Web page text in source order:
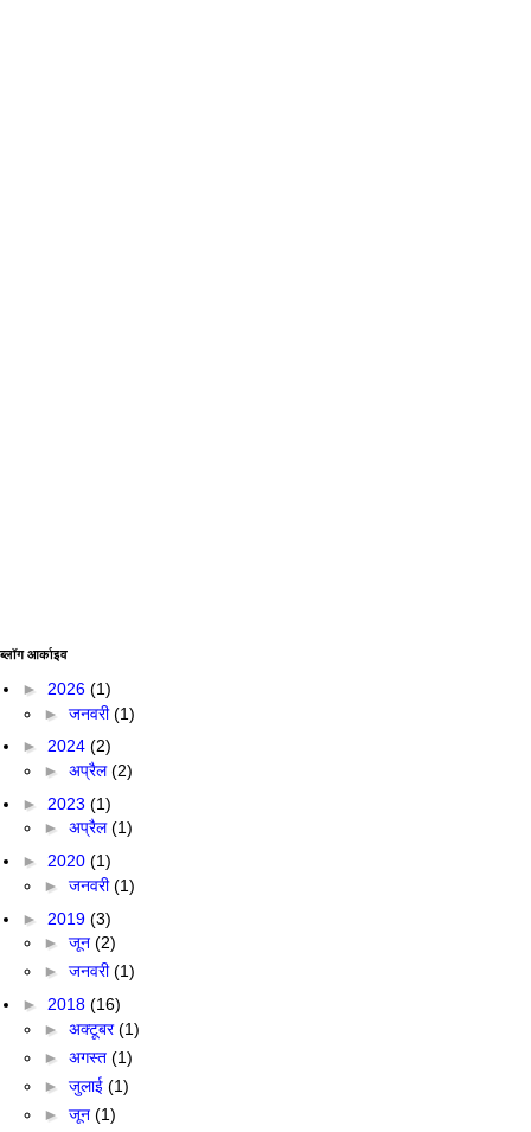
ब्लॉग आर्काइव
► 2026 (1)
► जनवरी(1)
► 2024 (2)
► अप्रैल(2)
► 2023 (1)
► अप्रैल(1)
► 2020 (1)
► जनवरी(1)
► 2019 (3)
► जून (2)
► जनवरी(1)
► 2018 (16)
► अक्टूबर(1)
► अगस्त (1)
► जुलाई (1)
► जून (1)